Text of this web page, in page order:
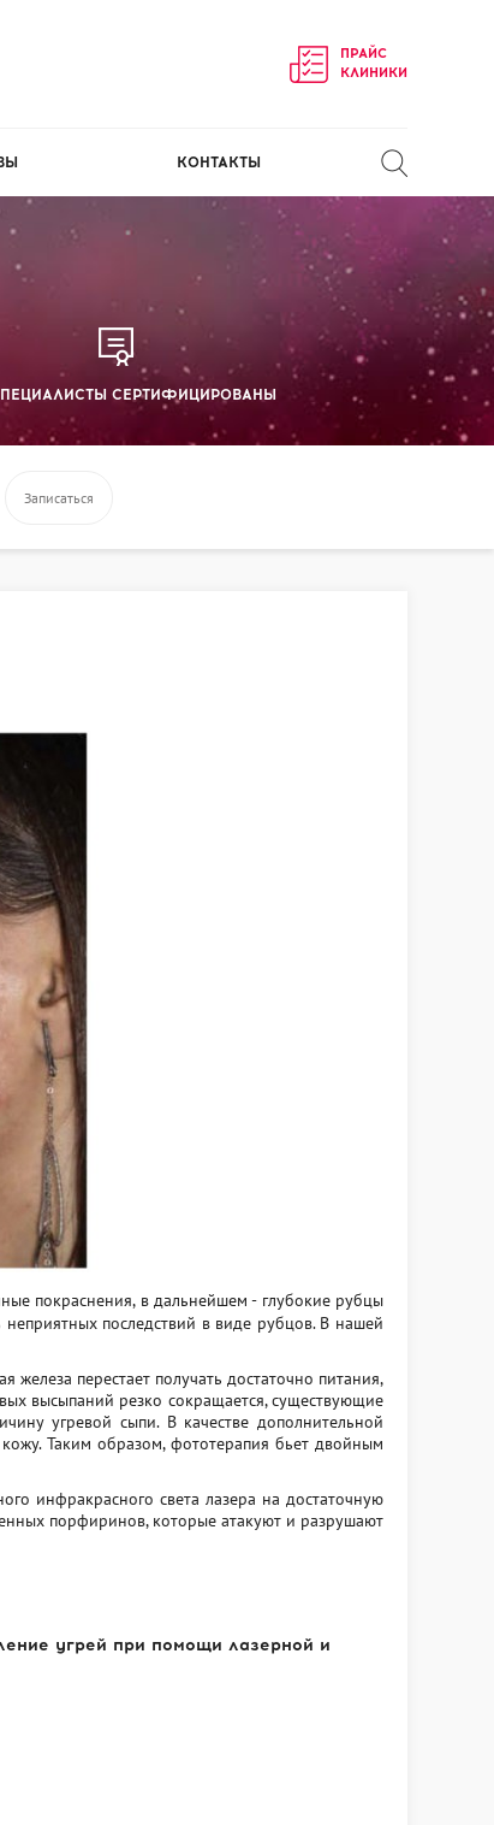
ПРАЙС
КЛИНИКИ
КОНТАКТЫ
СЕРТИФИЦИРОВАНЫ
Записаться
покраснения, в дальнейшем - глубокие рубцы
последствий в виде рубцов. В нашей
перестает получать достаточно питания,
высыпаний резко сокращается, существующие
угревой сыпи. В качестве дополнительной
Таким образом, фототерапия бьет двойным
инфракрасного света лазера на достаточную
порфиринов, которые атакуют и разрушают
угрей при помощи лазерной и